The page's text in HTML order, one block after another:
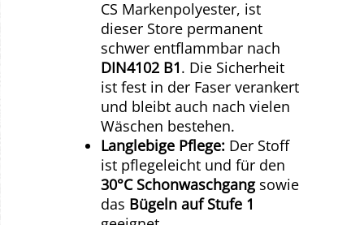
CS Markenpolyester, ist
dieser Store permanent
schwer entflammbar nach
DIN4102 B1. Die Sicherheit
ist fest in der Faser verankert
und bleibt auch nach vielen
Wäschen bestehen.
Langlebige Pflege: Der Stoff
ist pflegeleicht und für den
30°C Schonwaschgangsowie
das Bügeln auf Stufe 1